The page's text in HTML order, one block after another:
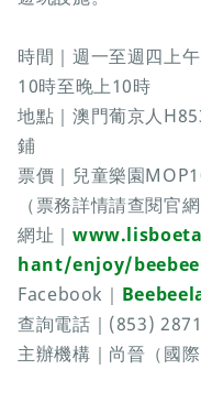
時間｜週一至週四上
10時至晚上10時
地點｜澳門葡京人
鋪
票價｜兒童樂園
（票務詳情請查閱官網
網址｜
hant/enjoy/
Facebook｜
查詢電話｜(853)
主辦機構｜尚晉（國